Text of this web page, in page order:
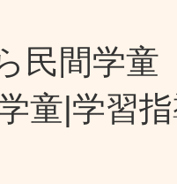
民間学童
童|学習